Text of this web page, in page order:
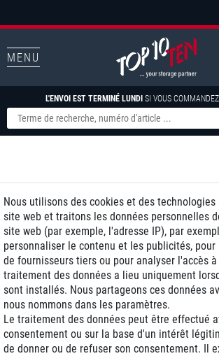
MENU
L'ENVOI EST TERMINÉ LUNDI SI VOUS
Nous utilisons des cookies et des
site web et traitons les données personnelles
site web (par exemple, l'adresse IP), par
personnaliser le contenu et les publicités,
de fournisseurs tiers ou pour analyser l'accès
traitement des données a lieu uniquement
sont installés. Nous partageons ces données
nous nommons dans les paramètres.
Le traitement des données peut être effectué
consentement ou sur la base d'un intérêt
de donner ou de refuser son consentement. Il